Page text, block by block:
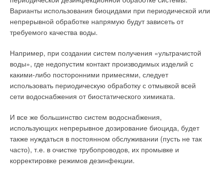
Варианты использования биоцидами при периодической или
непрерывной обработке напрямую будут зависеть от
требуемого качества воды.
Например, при создании систем получения «ультрачистой
воды», где недопустим контакт производимых изделий с
какими-либо посторонними примесями, следует
использовать периодическую обработку с отмывкой всей
сети водоснабжения от биостатического химиката.
И все же большинство систем водоснабжения,
использующих непрерывное дозирование биоцида, будет
также нуждаться в постоянном обслуживании (пусть не так
часто), т.е. в очистке трубопроводов, их промывке и
корректировке режимов дезинфекции.